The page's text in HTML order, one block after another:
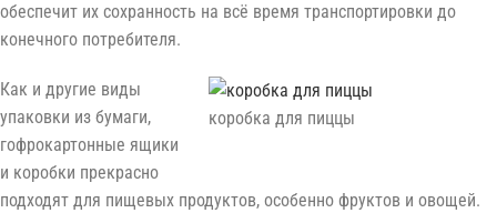
обеспечит их сохранность на всё время транспортировки до
конечного потребителя.
коробка для пиццы
Как и другие виды
упаковки из бумаги,
гофрокартонные ящики
и коробки прекрасно
подходят для пищевых продуктов, особенно фруктов и овощей.